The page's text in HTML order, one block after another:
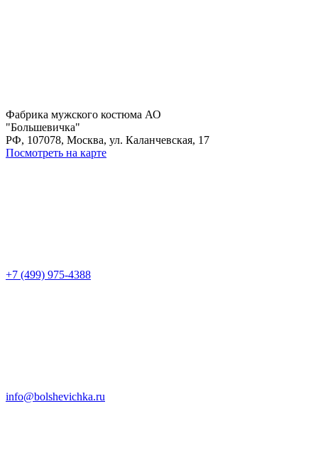
Фабрика мужского костюма АО
"Большевичка"
РФ, 107078, Москва, ул. Каланчевская, 17
Посмотреть на карте
+7 (499) 975-4388
info@bolshevichka.ru